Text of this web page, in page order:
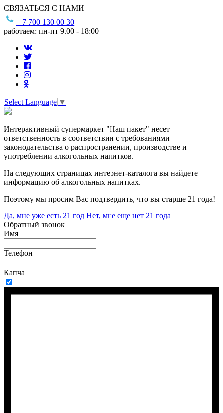
СВЯЗАТЬСЯ С НАМИ
+7 700 130 00 30
работаем: пн-пт 9.00 - 18:00
Select Language ▼
Интерактивный супермаркет "Наш пакет" несет
ответственность в соответствии с требованиями
законодательства о распространении, производстве и
употреблении алкогольных напитков.
На следующих страницах интернет-каталога вы найдете
информацию об алкогольных напитках.
Поэтому мы просим Вас подтвердить, что вы старше 21 года!
Да, мне уже есть 21 год Нет, мне еще нет 21 года
Обратный звонок
Имя
Телефон
Капча